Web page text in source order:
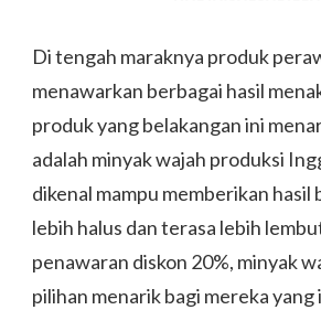
Di tengah maraknya produk
menawarkan berbagai hasil
produk yang belakangan ini
adalah minyak wajah produksi
dikenal mampu memberikan
lebih halus dan terasa lebih
penawaran diskon 20%, minyak
pilihan menarik bagi mereka yang